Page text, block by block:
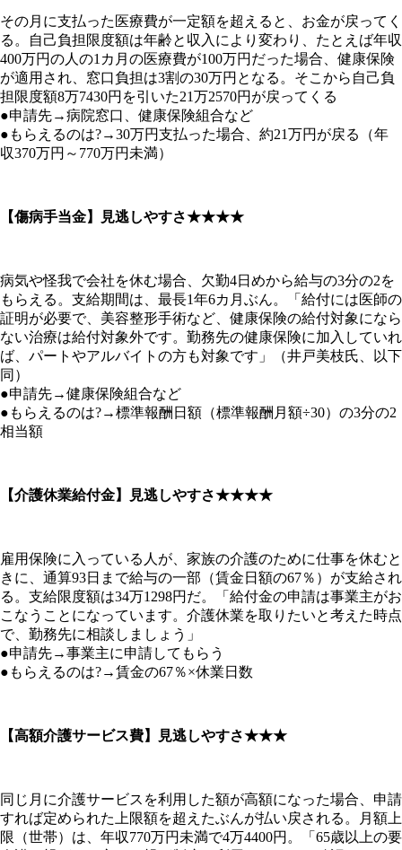
その月に支払った医療費が一定額を超えると、お金が戻ってく
る。自己負担限度額は年齢と収入により変わり、たとえば年収
400万円の人の1カ月の医療費が100万円だった場合、健康保険
が適用され、窓口負担は3割の30万円となる。そこから自己負
担限度額8万7430円を引いた21万2570円が戻ってくる
●申請先→病院窓口、健康保険組合など
●もらえるのは?→30万円支払った場合、約21万円が戻る（年
収370万円～770万円未満）
【傷病手当金】見逃しやすさ★★★★
病気や怪我で会社を休む場合、欠勤4日めから給与の3分の2を
もらえる。支給期間は、最長1年6カ月ぶん。「給付には医師の
証明が必要で、美容整形手術など、健康保険の給付対象になら
ない治療は給付対象外です。勤務先の健康保険に加入していれ
ば、パートやアルバイトの方も対象です」（井戸美枝氏、以下
同）
●申請先→健康保険組合など
●もらえるのは?→標準報酬日額（標準報酬月額÷30）の3分の2
相当額
【介護休業給付金】見逃しやすさ★★★★
雇用保険に入っている人が、家族の介護のために仕事を休むと
きに、通算93日まで給与の一部（賃金日額の67％）が支給され
る。支給限度額は34万1298円だ。「給付金の申請は事業主がお
こなうことになっています。介護休業を取りたいと考えた時点
で、勤務先に相談しましょう」
●申請先→事業主に申請してもらう
●もらえるのは?→賃金の67％×休業日数
【高額介護サービス費】見逃しやすさ★★★
同じ月に介護サービスを利用した額が高額になった場合、申請
すれば定められた上限額を超えたぶんが払い戻される。月額上
限（世帯）は、年収770万円未満で4万4400円。「65歳以上の要